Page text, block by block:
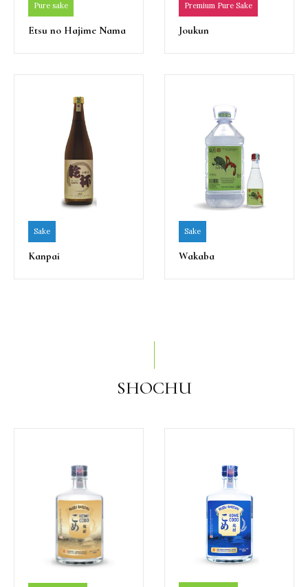
Pure sake
Etsu no Hajime Nama
Premium Pure Sake
Joukun
Sake
Kanpai
Sake
Wakaba
SHOCHU